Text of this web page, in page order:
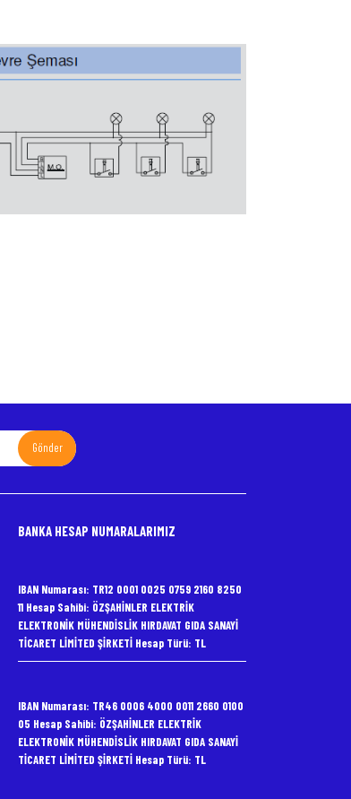
Gönder
BANKA HESAP NUMARALARIMIZ
IBAN Numarası: TR12 0001 0025 0759 2160 8250
11 Hesap Sahibi: ÖZŞAHİNLER ELEKTRİK
ELEKTRONİK MÜHENDİSLİK HIRDAVAT GIDA SANAYİ
TİCARET LİMİTED ŞİRKETİ Hesap Türü: TL
IBAN Numarası: TR46 0006 4000 0011 2660 0100
05 Hesap Sahibi: ÖZŞAHİNLER ELEKTRİK
ELEKTRONİK MÜHENDİSLİK HIRDAVAT GIDA SANAYİ
TİCARET LİMİTED ŞİRKETİ Hesap Türü: TL